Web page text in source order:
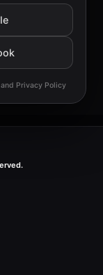
Privacy Policy